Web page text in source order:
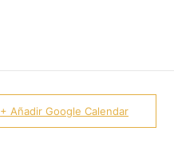
+ Añadir Google Calendar